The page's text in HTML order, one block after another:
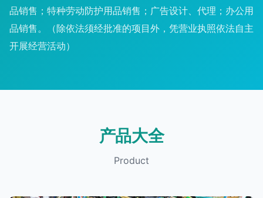
品销售；特种劳动防护用品销售；广告设计、代理；办公用
品销售。（除依法须经批准的项目外，凭营业执照依法自主
开展经营活动）
产品大全
Product